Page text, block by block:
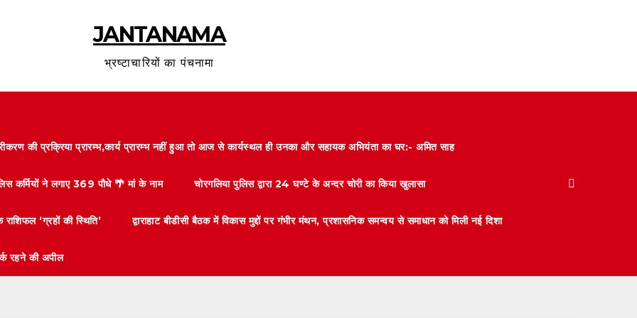
JANTANAMA
भ्रष्टाचारियों का पंचनामा
की प्रक्रिया प्रारम्भ,कार्य प्रारम्भ नहीं हुआ तो आज से कार्यस्थल ही उनका और सहायक अभियंता का घर:- अमित साह
कर्मियों ने लगाए 369 पौधे 🌴 मां के नाम चोरगलिया पुलिस द्वारा 24 घण्टे के अन्दर चोरी का किया खुलासा
‘ग्रहों की स्थिति’ द्वाराहाट बीडीसी बैठक में विकास मुद्दों पर गंभीर मंथन, प्रशासनिक समन्वय से समाधान को मिली नई दिशा
रहने की अपील